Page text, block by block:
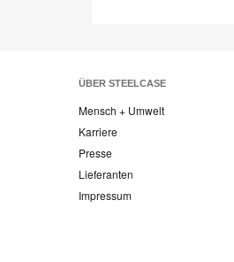
ÜBER STEELCASE
Mensch + Umwelt
Karriere
Presse
Lieferanten
Impressum